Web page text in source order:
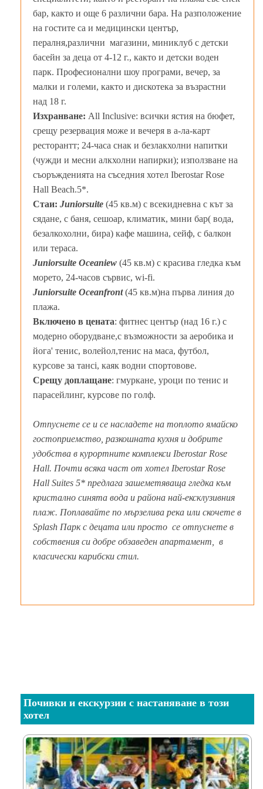
бар, както и още 6 различни бара. На разположение
на гостите са и медицински център,
пералня,различни магазини, миниклуб с детски
басейн за деца от 4-12 г., както и детски воден
парк. Професионални шоу програми, вечер, за
малки и големи, както и дискотека за възрастни
над 18 г.
Изхранване: All Inclusive: всички ястия на бюфет,
срещу резервация може и вечеря в а-ла-карт
ресторантт; 24-часа снак и безлакхолни напитки
(чужди и месни алкхолни напирки); използване на
съоръжденията на съседния хотел Iberostar Rose
Hall Beach.5*.
Стаи: Juniorsuite (45 кв.м) с всекидневна с кът за
сядане, с баня, сешоар, климатик, мини бар( вода,
безалкохолни, бира) кафе машина, сейф, с балкон
или тераса.
Juniorsuite Oceaniew (45 кв.м) с красива гледка към
морето, 24-часов сървис, wi-fi.
Juniorsuite Oceanfront(45 кв.м)на първа линия до
плажа.
Включено в цената: фитнес център (над 16 г.) с
модерно оборудване,с възможности за аеробика и
йога' тенис, волейол,тенис на маса, футбол,
курсове за танci, каяк водни спортовове.
Срещу доплащане: гмуркане, уроци по тенис и
парасейлинг, курсове по голф.
Отпуснете се и се насладете на топлото ямайско
гостоприемство, разкошната кухня и добрите
удобства в курортните комплекси Iberostar Rose
Hall. Почти всяка част от хотел Iberostar Rose
Hall Suites 5* предлага зашеметяваща гледка към
кристално синята вода и района най-ексклузивния
плаж. Поплавайте по мързелива река или скочете в
Splash Парк с децата или просто се отпуснете в
собствения си добре обзаведен апартамент, в
класически карибски стил.
Почивки и екскурзии с настаняване в този
хотел